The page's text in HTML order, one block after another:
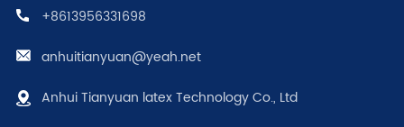
+8613956331698
anhuitianyuan@yeah.net
Anhui Tianyuan latex Technology Co., Ltd